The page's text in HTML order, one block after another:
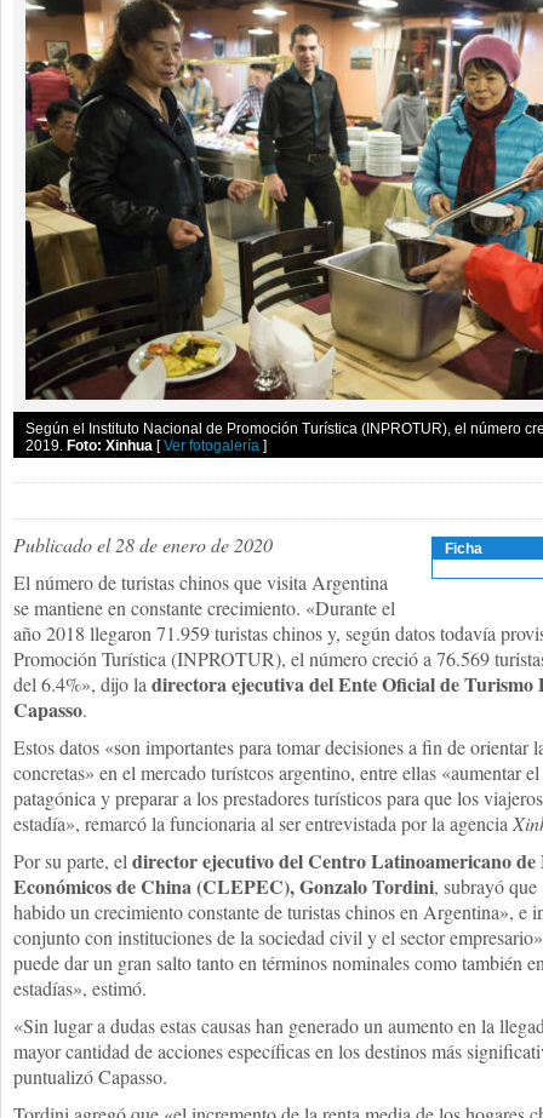
Según el Instituto Nacional de Promoción Turística (INPROTUR), el número
2019. Foto: Xinhua [Ver fotogalería ]
Ficha
Publicado el 28 de enero de 2020
El número de turistas chinos que visita Argentina
se mantiene en constante crecimiento. «Durante el
año 2018 llegaron 71.959 turistas chinos y, según datos todavía
Promoción Turística (INPROTUR), el número creció a 76.569
del 6.4%», dijo la directora ejecutiva del Ente Oficial de
Capasso.
Estos datos «son importantes para tomar decisiones a fin de orientar
concretas» en el mercado turístcos argentino, entre ellas «aumentar
patagónica y preparar a los prestadores turísticos para que los
estadía», remarcó la funcionaria al ser entrevistada por la agencia
Por su parte, el director ejecutivo del Centro Latinoamericano de
Económicos de China (CLEPEC), Gonzalo Tordini, subrayó
habido un crecimiento constante de turistas chinos en Argentina», e
conjunto con instituciones de la sociedad civil y el sector
puede dar un gran salto tanto en términos nominales como también
estadías», estimó.
«Sin lugar a dudas estas causas han generado un aumento en la
mayor cantidad de acciones específicas en los destinos más
puntualizó Capasso.